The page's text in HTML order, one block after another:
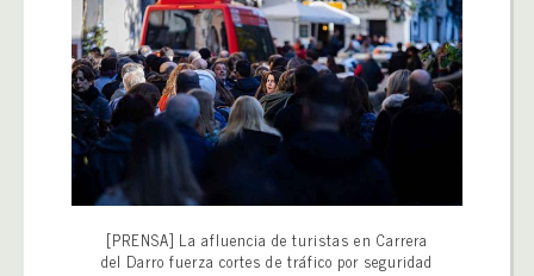
[PRENSA] La afluencia de turistas en Carrera
del Darro fuerza cortes de tráfico por seguridad